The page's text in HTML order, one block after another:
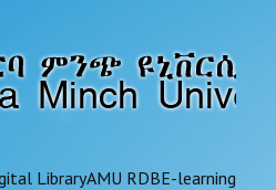
LibraryAMU RDBE-learning